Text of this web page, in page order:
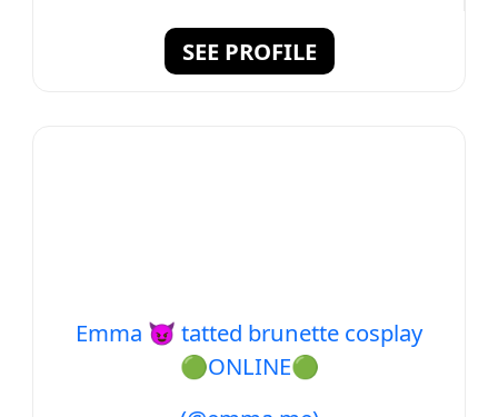
SEE PROFILE
Emma 😈 tatted brunette cosplay
🟢ONLINE🟢